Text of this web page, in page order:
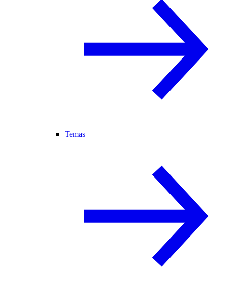
Temas